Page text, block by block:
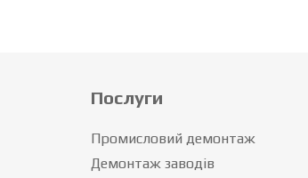
Послуги
Промисловий демонтаж
Демонтаж заводів